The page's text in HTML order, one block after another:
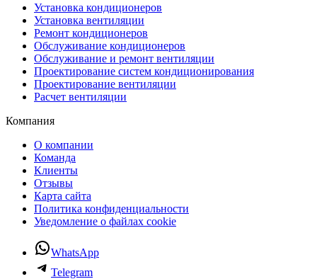
Установка кондиционеров
Установка вентиляции
Ремонт кондиционеров
Обслуживание кондиционеров
Обслуживание и ремонт вентиляции
Проектирование систем кондиционирования
Проектирование вентиляции
Расчет вентиляции
Компания
О компании
Команда
Клиенты
Отзывы
Карта сайта
Политика конфиденциальности
Уведомление о файлах cookie
WhatsApp
Telegram